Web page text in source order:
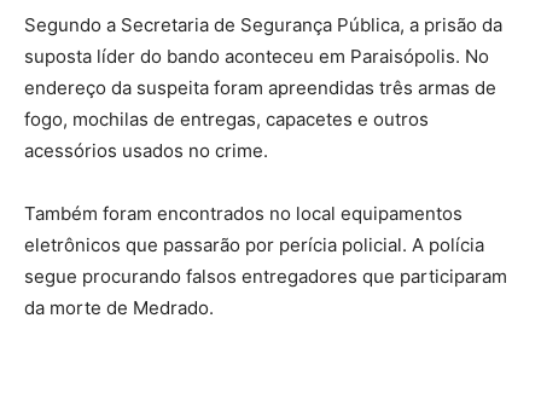
Segundo a Secretaria de Segurança Pública, a prisão da
suposta líder do bando aconteceu em Paraisópolis. No
endereço da suspeita foram apreendidas três armas de
fogo, mochilas de entregas, capacetes e outros
acessórios usados no crime.
Também foram encontrados no local equipamentos
eletrônicos que passarão por perícia policial. A polícia
segue procurando falsos entregadores que participaram
da morte de Medrado.